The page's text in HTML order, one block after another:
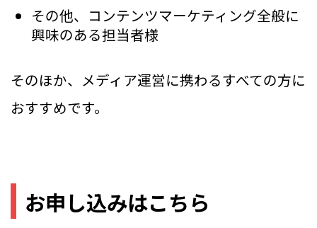
その他、コンテンツマーケティング全般に
興味のある担当者様
そのほか、メディア運営に携わるすべての方に
おすすめです。
お申し込みはこちら